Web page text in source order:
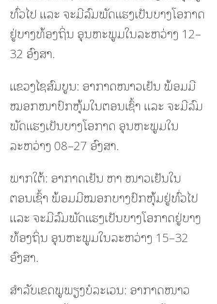
ທົ່ວໄປ ແລະ ຈະມີລົມພັດແຮງເປັນບາງໂອກາດ
ຢູ່ບາງທ້ອງຖິ່ນ ອຸນຫະພູມໃນລະຫວ່າງ 12–
32 ອົງສາ.
ແຂວງໄຊສົມບູນ: ອາກາດໜາວເຢັນ ພ້ອມມີ
ໝອກໜາປົກຫຸ້ມໃນຕອນເຊົ້າ ແລະ ຈະມີລົມ
ພັດແຮງເປັນບາງໂອກາດ ອຸນຫະພູມໃນ
ລະຫວ່າງ 08–27 ອົງສາ.
ພາກໃຕ້: ອາກາດເຢັນ ຫາ ໜາວເຢັນໃນ
ຕອນເຊົ້າ ພ້ອມມີໝອກບາງປົກຫຸ້ມຢູ່ທົ່ວໄປ
ແລະ ຈະມີລົມພັດແຮງເປັນບາງໂອກາດຢູ່ບາງ
ທ້ອງຖິ່ນ ອຸນຫະພູມໃນລະຫວ່າງ 15–32
ອົງສາ.
ສໍາລັບເຂດພູພຽງບໍລະເວນ: ອາກາດໜາວ